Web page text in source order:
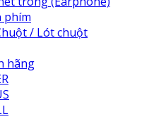
phím
/ Lót chuột
hãng